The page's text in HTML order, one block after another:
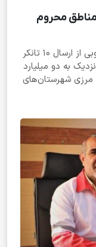
به مناطق محروم
مدیرعامل جمعیت هلال‌احمر خراسان جنوبی از ارسال ۱۰ تانکر
به ارزش نزدیک به دو میلیارد
مرزی شهرستان‌های